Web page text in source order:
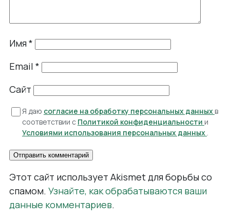
Имя*
Email *
Сайт
Я даю согласие на обработку персональных данных в
соответствии с Политикой конфиденциальности и
Условиями использования персональных данных .
Этот сайт использует Akismet для борьбы со
спамом. Узнайте, как обрабатываются ваши
данные комментариев.